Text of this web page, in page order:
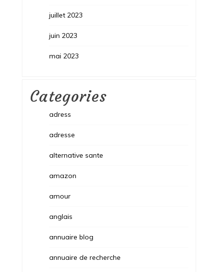
juillet 2023
juin 2023
mai 2023
Categories
adress
adresse
alternative sante
amazon
amour
anglais
annuaire blog
annuaire de recherche